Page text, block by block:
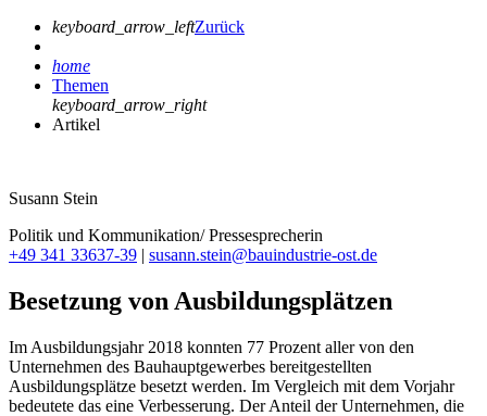
keyboard_arrow_leftZurück
home
Themen
keyboard_arrow_right
Artikel
Susann Stein
Politik und Kommunikation/ Pressesprecherin
+49 341 33637-39 | susann.stein@bauindustrie-ost.de
Besetzung von Ausbildungsplätzen
Im Ausbildungsjahr 2018 konnten 77 Prozent aller von den
Unternehmen des Bauhauptgewerbes bereitgestellten
Ausbildungsplätze besetzt werden. Im Vergleich mit dem Vorjahr
bedeutete das eine Verbesserung. Der Anteil der Unternehmen, die